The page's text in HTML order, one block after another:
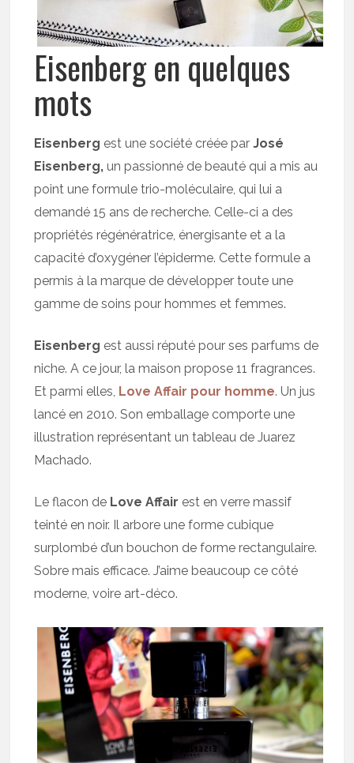
Eisenberg en quelques
mots
Eisenberg est une société créée parJosé
Eisenberg,un passionné de beauté qui a mis au
point une formule trio-moléculaire, qui lui a
demandé 15 ans de recherche. Celle-ci a des
propriétés régénératrice, énergisante et a la
capacité d’oxygéner l’épiderme. Cette formule a
permis à la marque de développer toute une
gamme de soins pour hommes et femmes.
Eisenberg est aussi réputé pour ses parfums de
niche. A ce jour, la maison propose 11 fragrances.
Et parmi elles, Love Affair pour homme. Un jus
lancé en 2010. Son emballage comporte une
illustration représentant un tableau de Juarez
Machado.
Le flacon de Love Affair est en verre massif
teinté en noir. Il arbore une forme cubique
surplombé d’un bouchon de forme rectangulaire.
Sobre mais efficace. J’aime beaucoup ce côté
moderne, voire art-déco.